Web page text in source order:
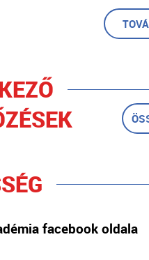
facebook oldala